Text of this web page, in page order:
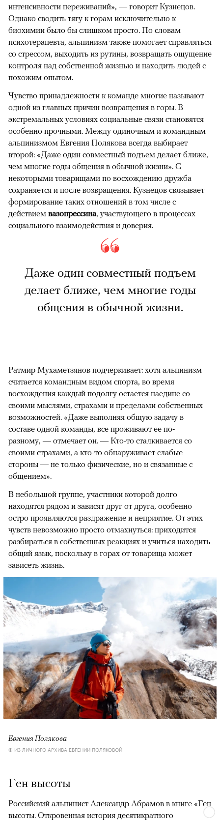
интенсивности переживаний», — говорит Кузнецов.
Однако сводить тягу к горам исключительно к
биохимии было бы слишком просто. По словам
психотерапевта, альпинизм также помогает справляться
со стрессом, выходить из рутины, возвращать ощущение
контроля над собственной жизнью и находить людей с
похожим опытом.
Чувство принадлежности к команде многие называют
одной из главных причин возвращения в горы. В
экстремальных условиях социальные связи становятся
особенно прочными. Между одиночным и командным
альпинизмом Евгения Полякова всегда выбирает
второй: «Даже один совместный подъем делает ближе,
чем многие годы общения в обычной жизни». С
некоторыми товарищами по восхождению дружба
сохраняется и после возвращения. Кузнецов связывает
формирование таких отношений в том числе с
действием вазопрессина, участвующего в процессах
социального взаимодействия и доверия.
Даже один совместный подъем
делает ближе, чем многие годы
общения в обычной жизни.
Ратмир Мухаметзянов подчеркивает: хотя альпинизм
считается командным видом спорта, во время
восхождения каждый подолгу остается наедине со
своими мыслями, страхами и пределами собственных
возможностей. «Даже выполняя общую задачу в
составе одной команды, все проживают ее по-
разному, — отмечает он. — Кто-то сталкивается со
своими страхами, а кто-то обнаруживает слабые
стороны — не только физические, но и связанные с
общением».
В небольшой группе, участники которой долго
находятся рядом и зависят друг от друга, особенно
остро проявляются раздражение и неприятие. От этих
чувств невозможно просто отмахнуться: приходится
разбираться в собственных реакциях и учиться находить
общий язык, поскольку в горах от товарища может
зависеть жизнь.
Евгения Полякова
© ИЗ ЛИЧНОГО АРХИВА ЕВГЕНИИ ПОЛЯКОВОЙ
Ген высоты
Российский альпинист Александр Абрамов в книге «Ген
высоты. Откровенная история десятикратного